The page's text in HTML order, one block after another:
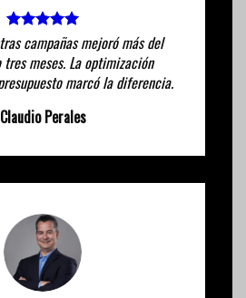
campañas mejoró más del
meses. La optimización
marcó la diferencia.
Claudio Perales